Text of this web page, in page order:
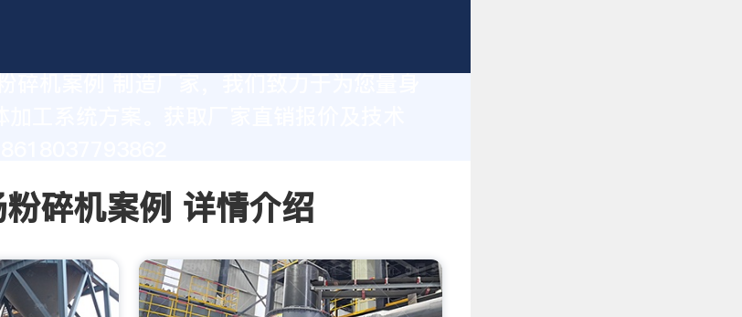
工系统方案。获取厂家直销报价及技术
碎机案例 详情介绍